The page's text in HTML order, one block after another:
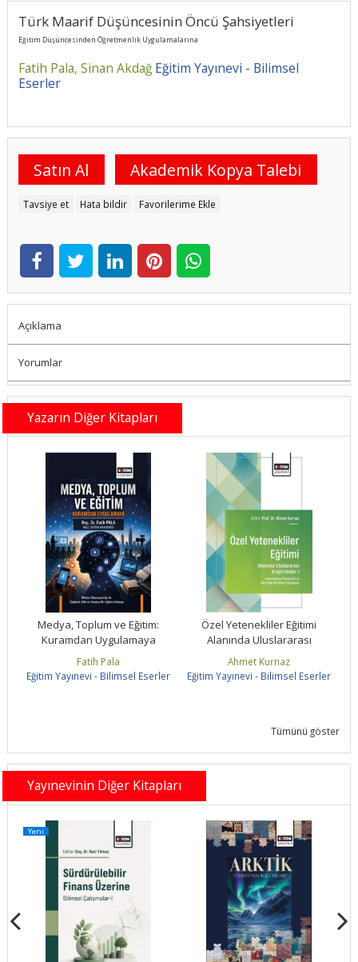
Türk Maarif Düşüncesinin Öncü Şahsiyetleri
Eğitim Düşüncesinden Öğretmenlik Uygulamalarına
Fatih Pala, Sinan Akdağ Eğitim Yayınevi - Bilimsel
Eserler
Satın Al Akademik Kopya Talebi
Tavsiye et Hata bildir Favorilerime Ekle
Açıklama
Yorumlar
Yazarın Diğer Kitapları
Medya, Toplum ve Eğitim:
Kuramdan Uygulamaya
Fatih Pala
Eğitim Yayınevi - Bilimsel Eserler
Özel Yetenekliler Eğitimi
Alanında Uluslararası
Araştırmalar-I
Ahmet Kurnaz
Eğitim Yayınevi - Bilimsel Eserler
Tümünü göster
Yayınevinin Diğer Kitapları
Yeni